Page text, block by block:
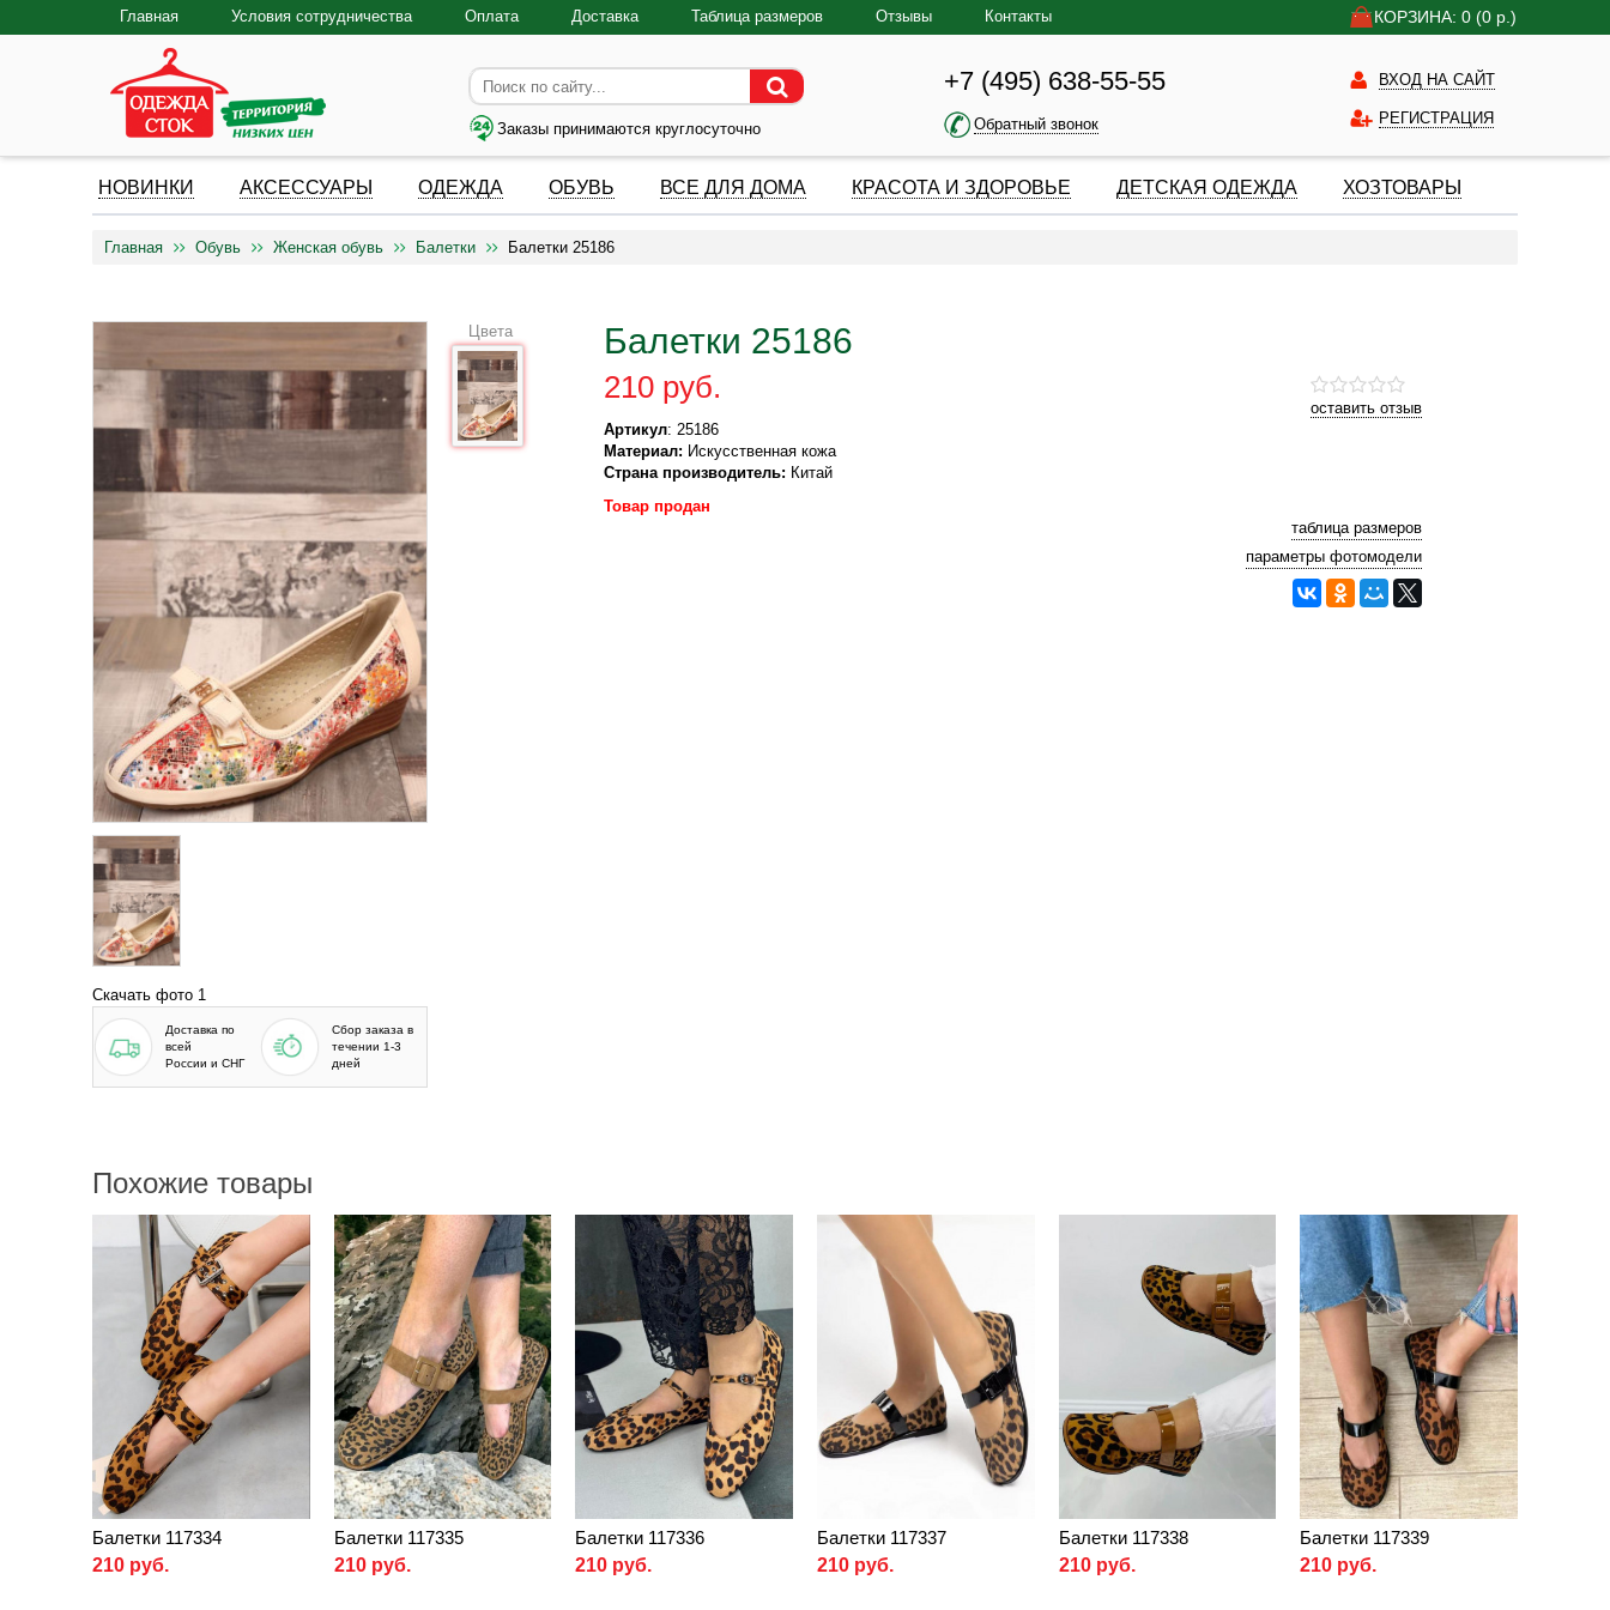
КОРЗИНА: 0 (0 р.)
Главная Условия сотрудничества Оплата Доставка Таблица размеров Отзывы Контакты
Заказы принимаются круглосуточно
+7 (495) 638-55-55
Обратный звонок
ВХОД НА САЙТ
РЕГИСТРАЦИЯ
НОВИНКИ АКСЕССУАРЫ ОДЕЖДА ОБУВЬ ВСЕ ДЛЯ ДОМА КРАСОТА И ЗДОРОВЬЕ ДЕТСКАЯ ОДЕЖДА ХОЗТОВАРЫ
Главная Обувь Женская обувь Балетки Балетки 25186
Скачать фото 1
Доставка по
всей
России и СНГ
Сбор заказа в
течении 1-3
дней
Балетки 25186
оставить отзыв
210 руб.
Артикул: 25186
Материал: Искусственная кожа
Страна производитель: Китай
Цвета
Товар продан
таблица размеров
параметры фотомодели
Похожие товары
Балетки 117334
210 руб.
Балетки 117335
210 руб.
Балетки 117336
210 руб.
Балетки 117337
210 руб.
Балетки 117338
210 руб.
Балетки 117339
210 руб.